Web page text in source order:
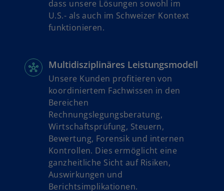
r
e
ö
f
f
e
t
R
e
t
e
r
a
r
t
e
g
dass unsere Lösungen sowohl im
U.S.- als auch im Schweizer Kontext
funktionieren.
Multidisziplinäres Leistungsmodell
Unsere Kunden profitieren von
koordiniertem Fachwissen in den
Bereichen
Rechnungslegungsberatung,
Wirtschaftsprüfung, Steuern,
Bewertung, Forensik und internen
Kontrollen. Dies ermöglicht eine
ganzheitliche Sicht auf Risiken,
Auswirkungen und
Berichtsimplikationen.